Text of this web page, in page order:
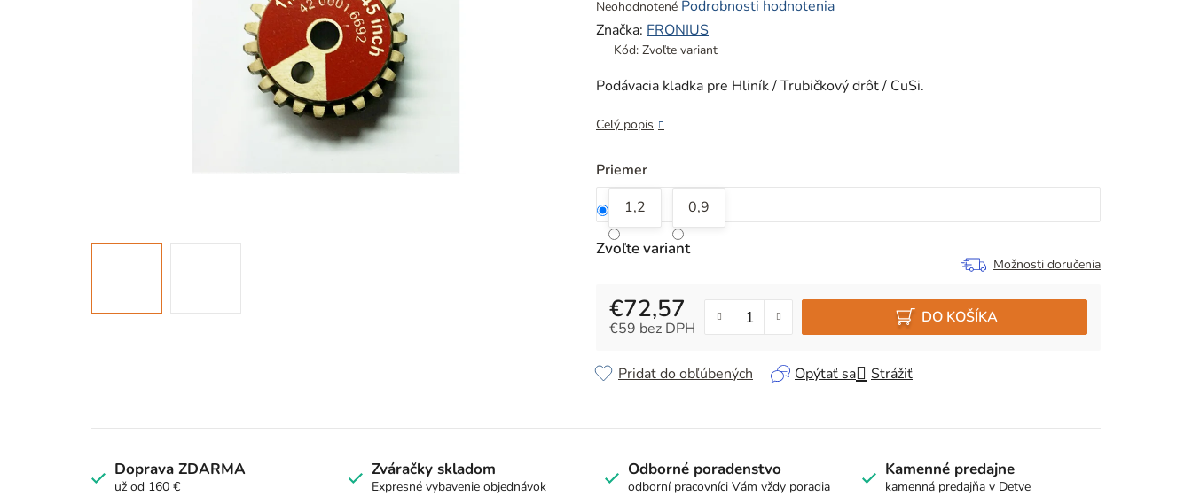
Priemerné
hodnotenie
produktu
0,0
5
Neohodnotené Podrobnosti hodnotenia
Značka: FRONIUS
Kód: Zvoľte variant
Podávacia kladka pre Hliník / Trubičkový drôt / CuSi.
Celý popis
Priemer
1,2
0,9
Zvoľte variant
Možnosti doručenia
€72,57
€59 bez DPH
DO KOŠÍKA
Opýtať sa Strážiť
Pridať do obľúbených
Doprava ZDARMA
už od 160 €
Zváračky skladom
Expresné vybavenie objednávok
Odborné poradenstvo
odborní pracovníci Vám vždy poradia
Kamenné predajne
kamenná predajňa v Detve